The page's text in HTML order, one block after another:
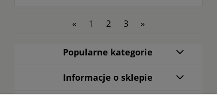
« 1 2 3 »
Popularne kategorie
Informacje o sklepie